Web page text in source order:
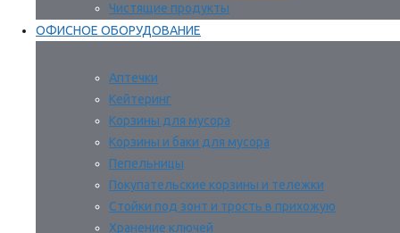
Чистящие продукты
ОФИСНОЕ ОБОРУДОВАНИЕ
Аптечки
Кейтеринг
Корзины для мусора
Корзины и баки для мусора
Пепельницы
Покупательские корзины и тележки
Стойки под зонт и трость в прихожую
Хранение ключей